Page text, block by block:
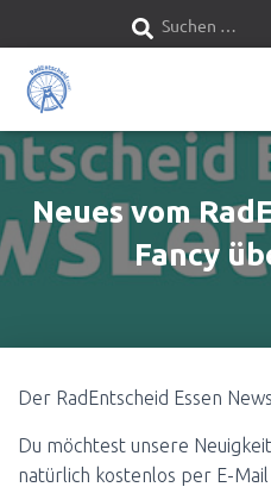
e
c
h
Suchen …
Neues vom
Fancy
Der RadEntscheid Essen
Du möchtest unsere
natürlich kostenlos per E-